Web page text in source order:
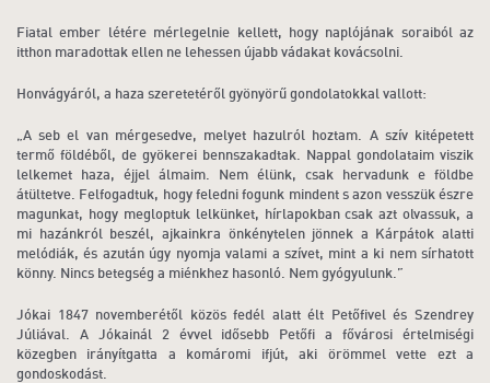
Fiatal ember létére mérlegelnie kellett, hogy naplójának soraiból az
itthon maradottak ellen ne lehessen újabb vádakat kovácsolni.
Honvágyáról, a haza szeretetéről gyönyörű gondolatokkal vallott:
„A seb el van mérgesedve, melyet hazulról hoztam. A szív kitépetett
termő földéből, de gyökerei bennszakadtak. Nappal gondolataim viszik
lelkemet haza, éjjel álmaim. Nem élünk, csak hervadunk e földbe
átültetve. Felfogadtuk, hogy feledni fogunk mindent s azon vesszük észre
magunkat, hogy megloptuk lelkünket, hírlapokban csak azt olvassuk, a
mi hazánkról beszél, ajkainkra önkénytelen jönnek a Kárpátok alatti
melódiák, és azután úgy nyomja valami a szívet, mint a ki nem sírhatott
könny. Nincs betegség a miénkhez hasonló. Nem gyógyulunk.”
Jókai 1847 novemberétől közös fedél alatt élt Petőfivel és Szendrey
Júliával. A Jókainál 2 évvel idősebb Petőfi a fővárosi értelmiségi
közegben irányítgatta a komáromi ifjút, aki örömmel vette ezt a
gondoskodást.